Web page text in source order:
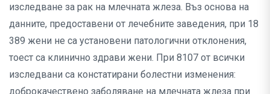
изследване за рак на млечната жлеза. Въз основа на
данните, предоставени от лечебните заведения, при 18
389 жени не са установени патологични отклонения,
тоест са клинично здрави жени. При 8107 от всички
изследвани са констатирани болестни изменения:
дoброкачествено заболяване на млечната жлеза при